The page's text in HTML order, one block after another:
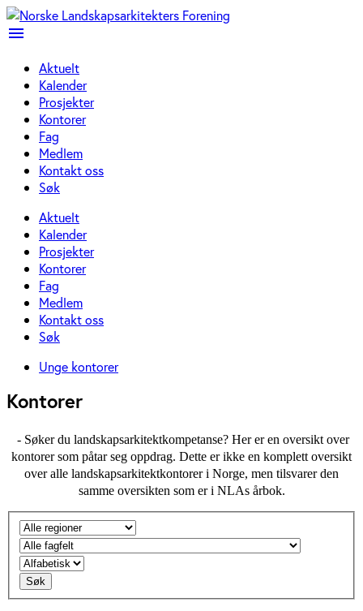
menu
Aktuelt
Kalender
Prosjekter
Kontorer
Fag
Medlem
Kontakt oss
Søk
Aktuelt
Kalender
Prosjekter
Kontorer
Fag
Medlem
Kontakt oss
Søk
Unge kontorer
Kontorer
- Søker du landskapsarkitektkompetanse? Her er en oversikt over
kontorer som påtar seg oppdrag. Dette er ikke en komplett oversikt
over alle landskapsarkitektkontorer i Norge, men tilsvarer den
samme oversikten som er i NLAs årbok.
Søk